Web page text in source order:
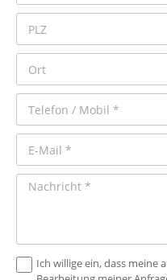
Ich willige ein, dass meine